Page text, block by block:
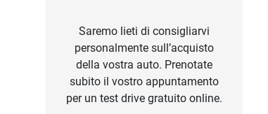
Saremo lieti di consigliarvi
personalmente sull’acquisto
della vostra auto. Prenotate
subito il vostro appuntamento
per un test drive gratuito online.